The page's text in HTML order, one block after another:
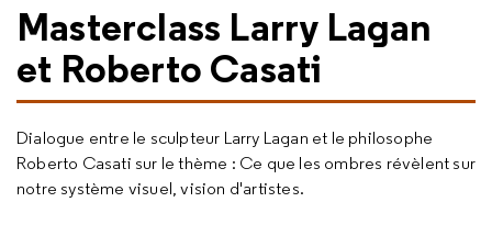
Masterclass Larry Lagan
et Roberto Casati
Dialogue entre le sculpteur Larry Lagan et le philosophe
Roberto Casati sur le thème : Ce que les ombres révèlent sur
notre système visuel, vision d'artistes.